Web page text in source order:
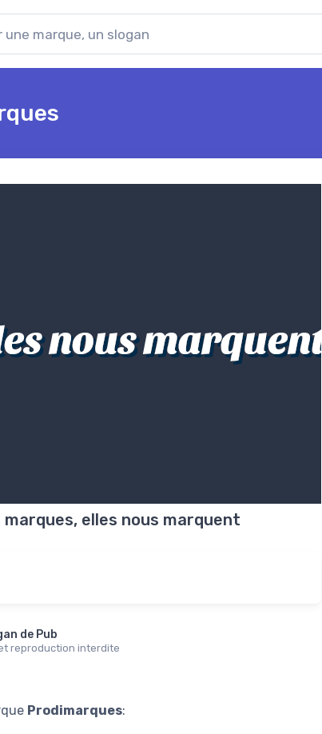
nous marquent
elles nous marquent
de Pub
reproduction interdite
Prodimarques: